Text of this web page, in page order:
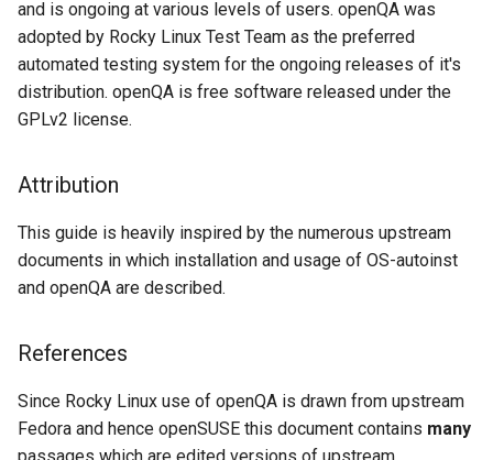
and is ongoing at various levels of users. openQA was
adopted by Rocky Linux Test Team as the preferred
automated testing system for the ongoing releases of it's
distribution. openQA is free software released under the
GPLv2 license.
Attribution
This guide is heavily inspired by the numerous upstream
documents in which installation and usage of OS-autoinst
and openQA are described.
References
Since Rocky Linux use of openQA is drawn from upstream
Fedora and hence openSUSE this document contains many